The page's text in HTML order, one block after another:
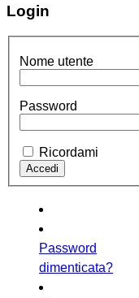
Login
Nome utente
Password
Ricordami
Password
dimenticata?